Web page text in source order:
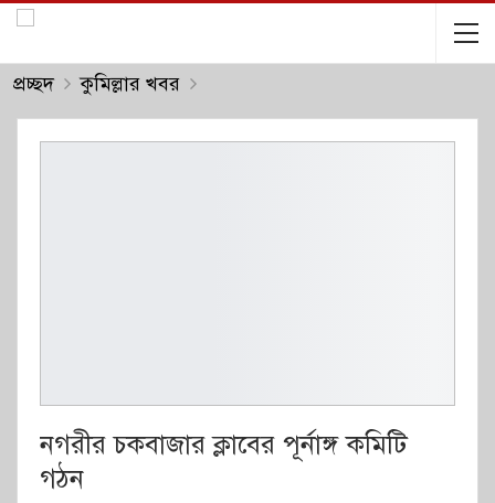
প্রচ্ছদ কুমিল্লার খবর
নগরীর চকবাজার ক্লাবের পূর্নাঙ্গ কমিটি
গঠন